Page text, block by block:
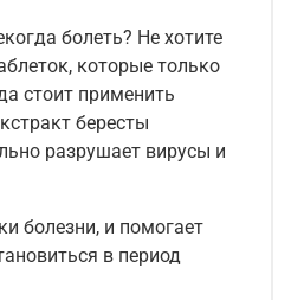
болеть? Не хотите
которые только
стоит применить
бересты
разрушает вирусы и
болезни, и помогает
в период